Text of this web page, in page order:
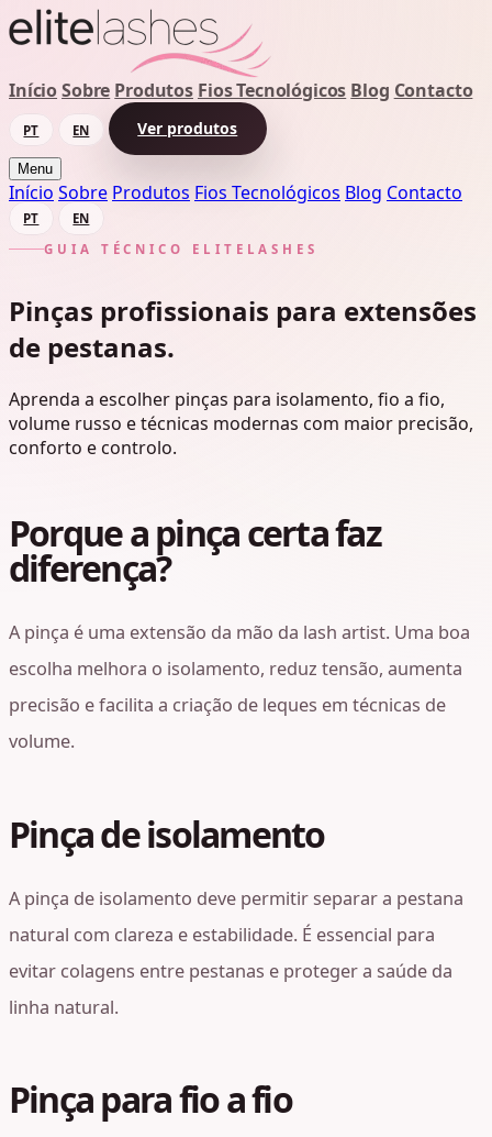
InícioSobre Produtos Fios Tecnológicos Blog Contacto
PT EN Ver produtos
Menu
Início Sobre Produtos Fios Tecnológicos Blog Contacto
PT
EN
GUIA TÉCNICO ELITELASHES
Pinças profissionais para extensões
de pestanas.
Aprenda a escolher pinças para isolamento, fio a fio,
volume russo e técnicas modernas com maior precisão,
conforto e controlo.
Porque a pinça certa faz
diferença?
A pinça é uma extensão da mão da lash artist. Uma boa
escolha melhora o isolamento, reduz tensão, aumenta
precisão e facilita a criação de leques em técnicas de
volume.
Pinça de isolamento
A pinça de isolamento deve permitir separar a pestana
natural com clareza e estabilidade. É essencial para
evitar colagens entre pestanas e proteger a saúde da
linha natural.
Pinça para fio a fio